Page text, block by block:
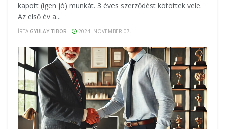
kapott (igen jó) munkát. 3 éves szerződést kötöttek vele.
Az első év a...
ÍRTA GYULAY TIBOR 2024. NOVEMBER 07.